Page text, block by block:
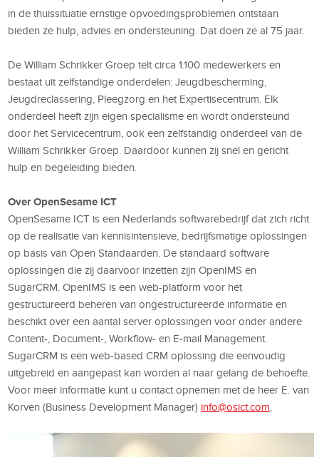
in de thuissituatie ernstige opvoedingsproblemen ontstaan
bieden ze hulp, advies en ondersteuning. Dat doen ze al 75 jaar.
De William Schrikker Groep telt circa 1.100 medewerkers en
bestaat uit zelfstandige onderdelen: Jeugdbescherming,
Jeugdreclassering, Pleegzorg en het Expertisecentrum. Elk
onderdeel heeft zijn eigen specialisme en wordt ondersteund
door het Servicecentrum, ook een zelfstandig onderdeel van de
William Schrikker Groep. Daardoor kunnen zij snel en gericht
hulp en begeleiding bieden.
Over OpenSesame ICT
OpenSesame ICT is een Nederlands softwarebedrijf dat zich richt
op de realisatie van kennisintensieve, bedrijfsmatige oplossingen
op basis van Open Standaarden. De standaard software
oplossingen die zij daarvoor inzetten zijn OpenIMS en
SugarCRM. OpenIMS is een web-platform voor het
gestructureerd beheren van ongestructureerde informatie en
beschikt over een aantal server oplossingen voor onder andere
Content-, Document-, Workflow- en E-mail Management.
SugarCRM is een web-based CRM oplossing die eenvoudig
uitgebreid en aangepast kan worden al naar gelang de behoefte.
Voor meer informatie kunt u contact opnemen met de heer E. van
Korven (Business Development Manager) info@osict.com